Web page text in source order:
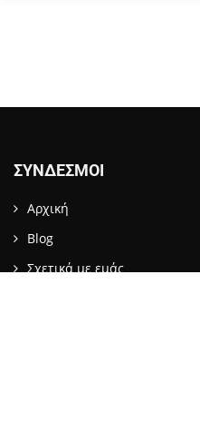
ΣΎΝΔΕΣΜΟΙ
Αρχική
Blog
Σχετικά με εμάς